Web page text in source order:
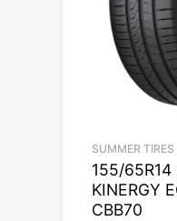
SUMMER TIRES
155/65R14
KINERGY
CBB70